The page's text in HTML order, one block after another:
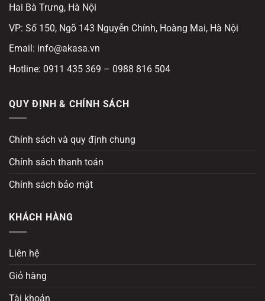
Hai Bà Trưng, Hà Nội
VP: Số 150, Ngõ 143 Nguyễn Chính, Hoàng Mai, Hà Nội
Email: info@akasa.vn
Hotline: 0911 435 369 – 0988 816 504
QUY ĐỊNH & CHÍNH SÁCH
Chính sách và quy định chung
Chính sách thanh toán
Chính sách bảo mật
KHÁCH HÀNG
Liên hệ
Giỏ hàng
Tài khoản